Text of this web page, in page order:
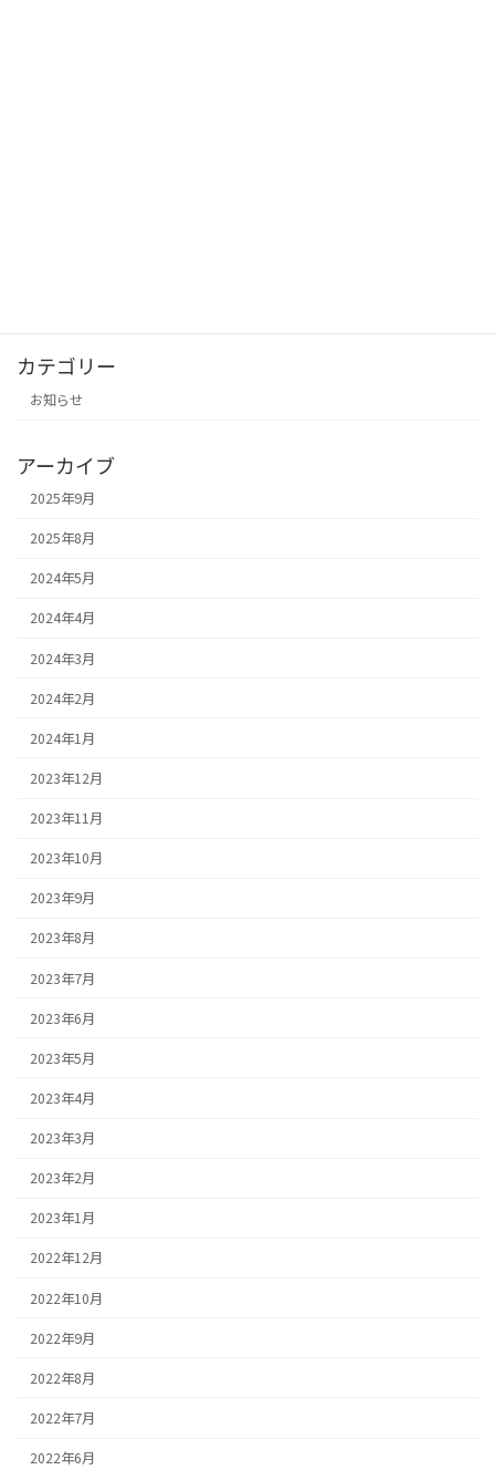
カテゴリー
お知らせ
アーカイブ
2025年9月
2025年8月
2024年5月
2024年4月
2024年3月
2024年2月
2024年1月
2023年12月
2023年11月
2023年10月
2023年9月
2023年8月
2023年7月
2023年6月
2023年5月
2023年4月
2023年3月
2023年2月
2023年1月
2022年12月
2022年10月
2022年9月
2022年8月
2022年7月
2022年6月